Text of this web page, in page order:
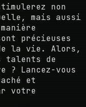
non
mais aussi
précieuses
de la vie. Alors,
talents de
Lancez-vous
et
votre